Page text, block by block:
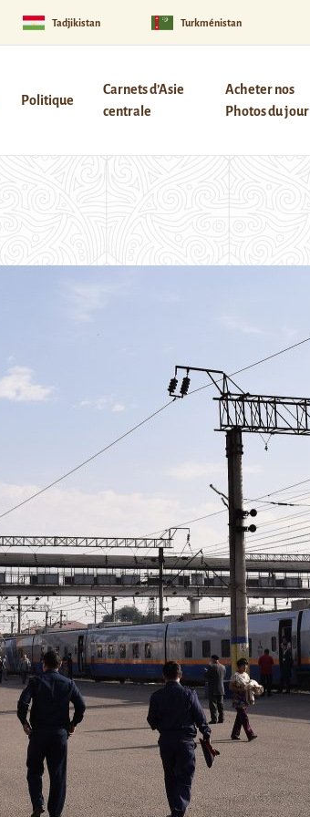
Tadjikistan Turkménistan
Politique
Carnets d’Asie
centrale
Acheter nos
Photos du jour